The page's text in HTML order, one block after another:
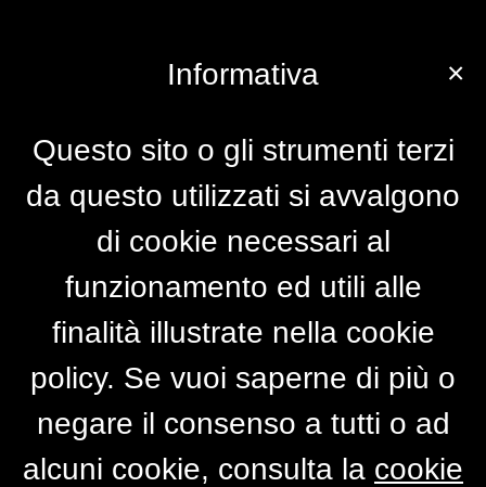
×
Informativa
Questo sito o gli strumenti terzi
da questo utilizzati si avvalgono
di cookie necessari al
funzionamento ed utili alle
finalità illustrate nella cookie
policy. Se vuoi saperne di più o
negare il consenso a tutti o ad
alcuni cookie, consulta la cookie